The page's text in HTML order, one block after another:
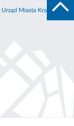
Urząd Miasta Krakowa